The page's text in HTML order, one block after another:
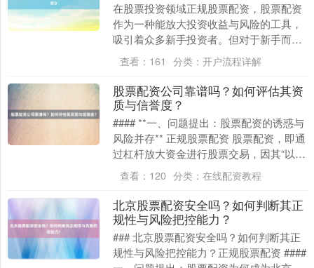
在股票投资领域正规股票配资，股票配资
作为一种能放大投资收益与风险的工具，
吸引着众多新手投资者。但对于新手而
言，了解其玩法与风险防控至关重要。 ---
## 新手....
查看： 161 分类： 开户流程详解
股票配资公司靠谱吗？如何评估其资
质与信誉度？
#### **一、问题提出：股票配资的诱惑与
风险并存** 正规股票配资 股票配资，即通
过杠杆放大资金进行股票交易，因其“以小
博大”的特性吸引了许多投资者。然而，....
查看： 120 分类： 在线配资教程
北京股票配资安全吗？如何判断其正
规性与风险把控能力？
### 北京股票配资安全吗？如何判断其正
规性与风险把控能力？正规股票配资 ####